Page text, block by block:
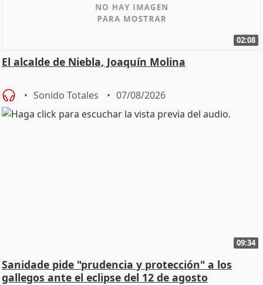
02:08
El alcalde de Niebla, Joaquín Molina
Sonido Totales 07/08/2026
09:34
Sanidade pide "prudencia y protección" a los
gallegos ante el eclipse del 12 de agosto